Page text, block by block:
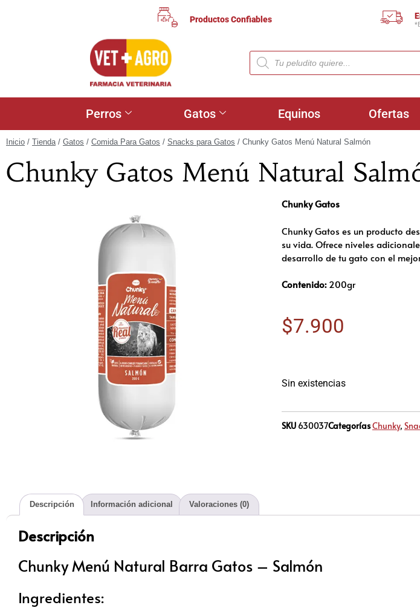
Productos Confiables
Perros Gatos Equinos Ofertas
Inicio / Tienda/ Gatos / Comida Para Gatos / Snacks para Gatos / Chunky Gatos Menú Natural Salmón
Chunky Gatos Menú Natural
Chunky Gatos
Chunky Gatos es un producto
su vida. Ofrece niveles
desarrollo de tu gato con el
Contenido:200gr
$7.900
Sin existencias
SKU 630037CategoríasChunky,
Descripción Información adicional Valoraciones (0)
Descripción
Chunky Menú Natural Barra Gatos – Salmón
Ingredientes: